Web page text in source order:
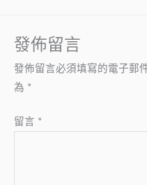
發佈留言
發佈留言必須填寫的電子郵
為 *
留言 *